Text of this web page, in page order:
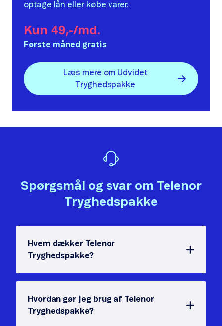
optage lån eller købe varer.
Kun 49,-/md.
Første måned gratis
Læs mere om Udvidet
Tryghedspakke
Spørgsmål og svar om Telenor
Tryghedspakke
Hvem dækker Telenor
Tryghedspakke?
Hvordan gør jeg brug af Telenor
Tryghedspakke?